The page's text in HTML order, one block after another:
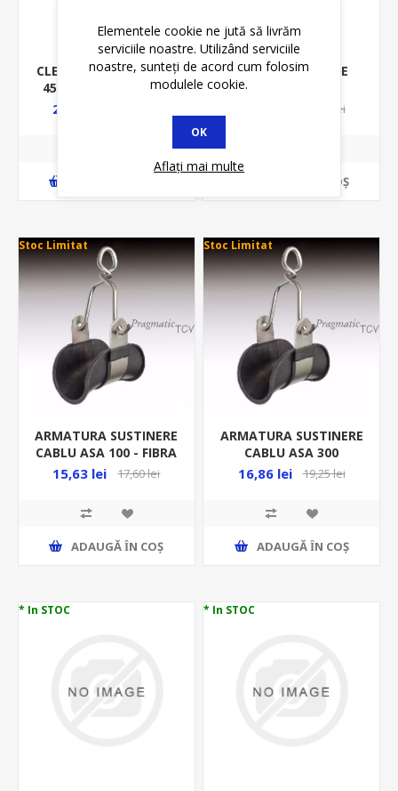
CLEMA DERIVATIE CDD
45CN- 45A - PENTRU
CONDUCTOR NEIZOLAT
24,93 lei
CLEMA INTINDERE
BRANSAMENT TRIFAZIC
14,00 lei
ADAUGĂ ȊN COŞ
Stoc Limitat
ARMATURA SUSTINERE
CABLU ASA 100 - FIBRA
OPTICA
15,63 lei 17,60 lei
ADAUGĂ ȊN COŞ
Stoc Limitat
ARMATURA SUSTINERE
CABLU ASA 300
16,86 lei 19,25 lei
ADAUGĂ ȊN COŞ
* In STOC * In STOC
Elementele cookie ne jută să livrăm
serviciile noastre. Utilizând serviciile
noastre, sunteți de acord cum folosim
modulele cookie.
OK
Aflați mai multe